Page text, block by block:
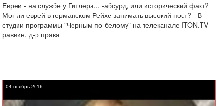
Евреи - на службе у Гитлера... -абсурд, или исторический факт?
Мог ли еврей в германском Рейхе занимать высокий пост? - В
студии программы "Черным по-белому" на телеканале ITON.TV
раввин, д-р права
04 ноябрь 2016